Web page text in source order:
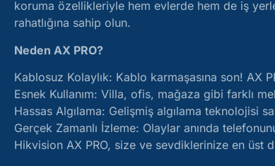
koruma özellikleriyle hem evlerde hem de iş
rahatlığına sahip olun.
Neden AX PRO?
Kablosuz Kolaylık: Kablo karmaşasına son! AX
Esnek Kullanım: Villa, ofis, mağaza gibi farklı
Hassas Algılama: Gelişmiş algılama teknolojisi
Gerçek Zamanlı İzleme: Olaylar anında
Hikvision AX PRO, size ve sevdiklerinize en üst